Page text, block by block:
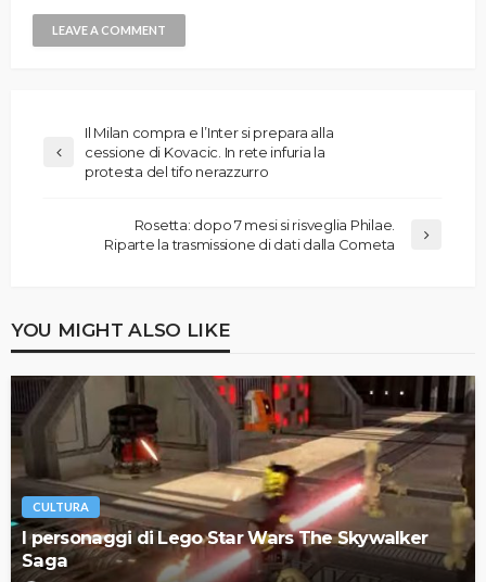
Il Milan compra e l’Inter si prepara alla
cessione di Kovacic. In rete infuria la
protesta del tifo nerazzurro
Rosetta: dopo 7 mesi si risveglia Philae.
Riparte la trasmissione di dati dalla Cometa
YOU MIGHT ALSO LIKE
CULTURA
I personaggi di Lego Star Wars The Skywalker
Saga